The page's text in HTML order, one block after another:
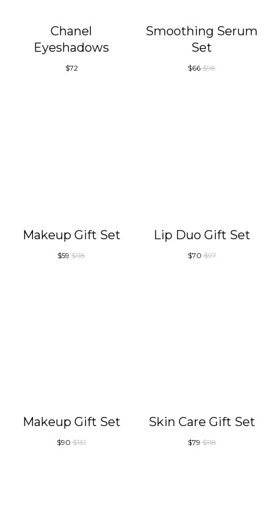
Chanel
Eyeshadows
$72
Smoothing Serum
Set
$66 $98
Makeup Gift Set
$59 $118
Lip Duo Gift Set
$70 $97
Makeup Gift Set
$90 $131
Skin Care Gift Set
$79 $118